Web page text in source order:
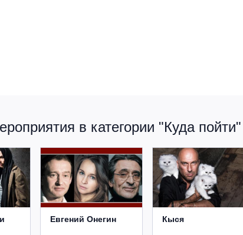
в категории "Куда пойти"
Евгений Онегин Кыся